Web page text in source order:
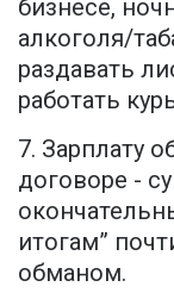
бизнесе,
алкоголя/
раздавать
работать
7. Зарплату
договоре -
итогам”
обманом.